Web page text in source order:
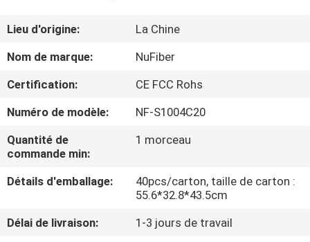
DE
NOUS
VISITE
D'USINE
CONTRÔLE
DE
Lieu d'origine:
La Chine
Nom de marque:
NuFiber
Certification:
CE FCC Rohs
Numéro de modèle:
NF-S1004C20
Quantité de
commande min:
1 morceau
Détails d'emballage:
40pcs/carton, taille de carton :
55.6*32.8*43.5cm
Délai de livraison:
1-3 jours de travail